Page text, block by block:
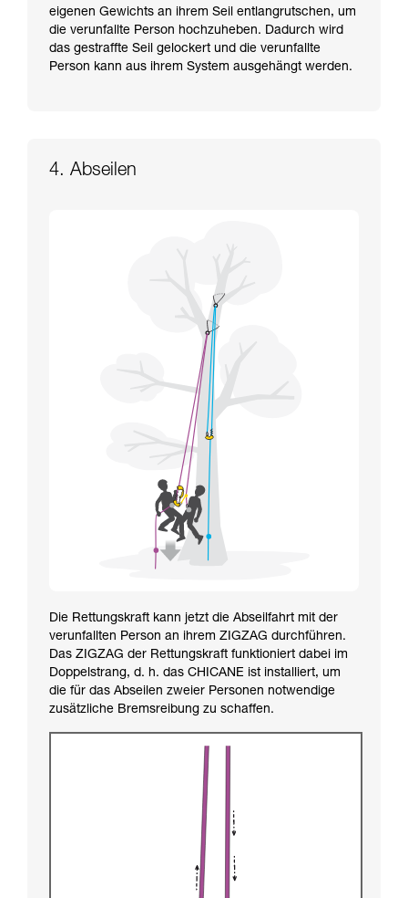
eigenen Gewichts an ihrem Seil entlangrutschen, um
die verunfallte Person hochzuheben. Dadurch wird
das gestraffte Seil gelockert und die verunfallte
Person kann aus ihrem System ausgehängt werden.
4. Abseilen
Die Rettungskraft kann jetzt die Abseilfahrt mit der
verunfallten Person an ihrem ZIGZAG durchführen.
Das ZIGZAG der Rettungskraft funktioniert dabei im
Doppelstrang, d. h. das CHICANE ist installiert, um
die für das Abseilen zweier Personen notwendige
zusätzliche Bremsreibung zu schaffen.